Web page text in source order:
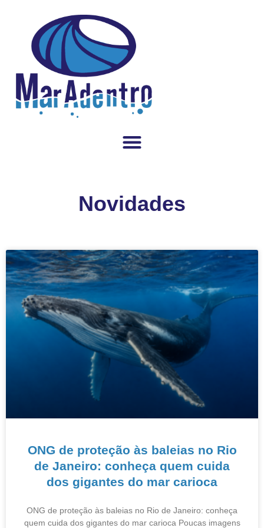
Novidades
ONG de proteção às baleias no Rio
de Janeiro: conheça quem cuida
dos gigantes do mar carioca
ONG de proteção às baleias no Rio de Janeiro: conheça
quem cuida dos gigantes do mar carioca Poucas imagens